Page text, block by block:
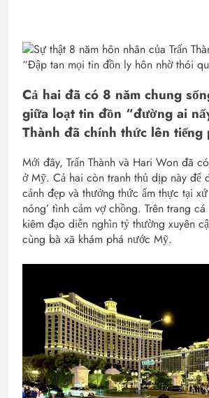
Cả hai đã có 8 năm chung
giữa loạt tin đồn “đường ai
Thành đã chính thức lên tiếng
Mới đây, Trấn Thành và Hari Won đã
ở Mỹ. Cả hai còn tranh thủ dịp này để
cảnh đẹp và thưởng thức ẩm thực tại
nóng’ tình cảm vợ chồng. Trên trang
kiêm đạo diễn nghìn tỷ thường xuyên
cùng bà xã khám phá nước Mỹ.